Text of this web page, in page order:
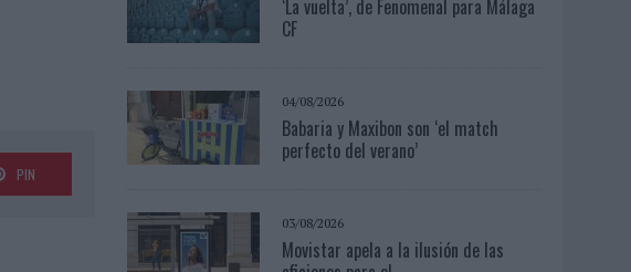
PIN
‘La vuelta’, de Fenomenal para Málaga
CF
04/08/2026
Babaria y Maxibon son ‘el match
perfecto del verano’
03/08/2026
Movistar apela a la ilusión de las